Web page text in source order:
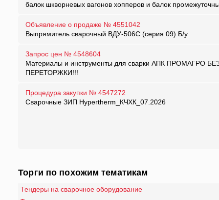
балок шкворневых вагонов хопперов и балок
Объявление о продаже № 4551042
Выпрямитель сварочный ВДУ-506С (серия 09) Б/у
Запрос цен № 4548604
Материалы и инструменты для сварки АПК ПРОМАГРО
ПЕРЕТОРЖКИ!!!
Процедура закупки № 4547272
Сварочные ЗИП Hypertherm_КЧХК_07.2026
Торги по похожим тематикам
Тендеры на сварочное оборудование